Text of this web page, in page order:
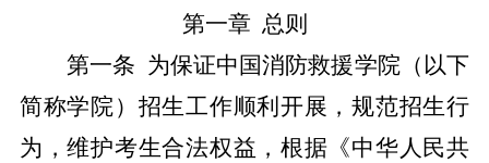
第一章 总则
第一条 为保证中国消防救援学院（以下
简称学院）招生工作顺利开展，规范招生行
为，维护考生合法权益，根据《中华人民共